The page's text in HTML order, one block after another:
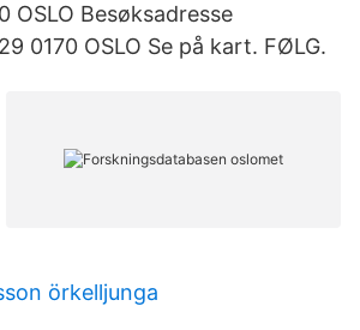
OSLO Besøksadresse
0170 OSLO Se på kart. FØLG.
örkelljunga